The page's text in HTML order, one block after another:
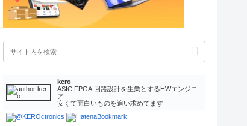
kero
ASIC,FPGA,回路設計を生業とするHWエンジニ
ア
安くて面白いものを追い求めてます